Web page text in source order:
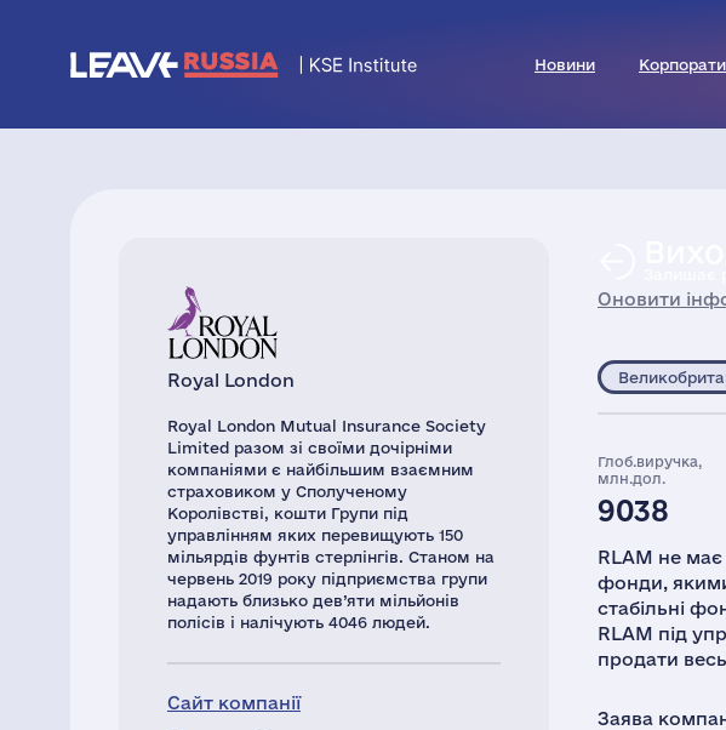
Новини
Royal London
Royal London Mutual Insurance Society
Limited разом зі своїми дочірніми
компаніями є найбільшим взаємним
страховиком у Сполученому
Королівстві, кошти Групи під
управлінням яких перевищують 150
мільярдів фунтів стерлінгів. Станом на
червень 2019 року підприємства групи
надають близько дев’яти мільйонів
полісів і налічують 4046 людей.
Сайт компанії
Оновити
Глоб.виручка,
млн.дол.
9038
RLAM не має
фонди, якими
стабільні
RLAM під
продати
Заява